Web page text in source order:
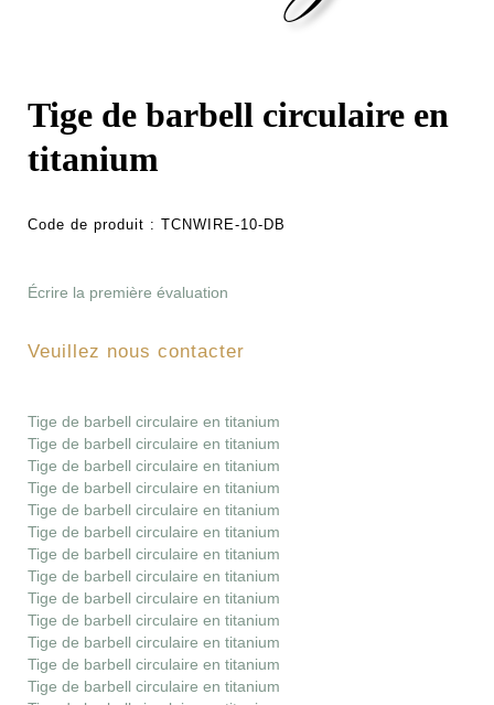
Tige de barbell circulaire en
titanium
Code de produit : TCNWIRE-10-DB
Écrire la première évaluation
Veuillez nous contacter
Tige de barbell circulaire en titanium
Tige de barbell circulaire en titanium
Tige de barbell circulaire en titanium
Tige de barbell circulaire en titanium
Tige de barbell circulaire en titanium
Tige de barbell circulaire en titanium
Tige de barbell circulaire en titanium
Tige de barbell circulaire en titanium
Tige de barbell circulaire en titanium
Tige de barbell circulaire en titanium
Tige de barbell circulaire en titanium
Tige de barbell circulaire en titanium
Tige de barbell circulaire en titanium